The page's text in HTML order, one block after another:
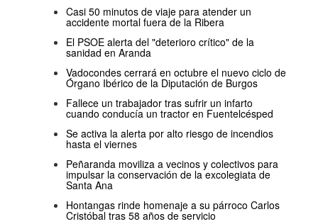
Casi 50 minutos de viaje para atender un
accidente mortal fuera de la Ribera
El PSOE alerta del "deterioro crítico" de la
sanidad en Aranda
Vadocondes cerrará en octubre el nuevo ciclo de
Órgano Ibérico de la Diputación de Burgos
Fallece un trabajador tras sufrir un infarto
cuando conducía un tractor en Fuentelcésped
Se activa la alerta por alto riesgo de incendios
hasta el viernes
Peñaranda moviliza a vecinos y colectivos para
impulsar la conservación de la excolegiata de
Santa Ana
Hontangas rinde homenaje a su párroco Carlos
Cristóbal tras 58 años de servicio